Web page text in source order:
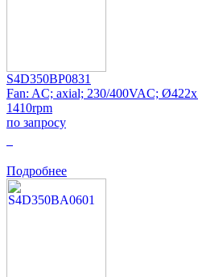
S4D350BP0831
Fan: AC; axial; 230/400VAC;
1410rpm
по запросу
Подробнее